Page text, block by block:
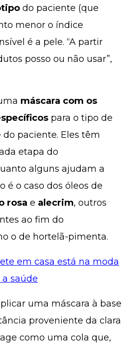
do paciente (que
menor o índice
é a pele. “A partir
posso ou não usar”,
máscara com os
para o tipo de
paciente. Eles têm
etapa do
alguns ajudam a
é o caso dos óleos de
rosa e alecrim, outros
ao fim do
o de hortelã-pimenta.
em casa está na moda
saúde
uma máscara à base
proveniente da clara
como uma cola que,